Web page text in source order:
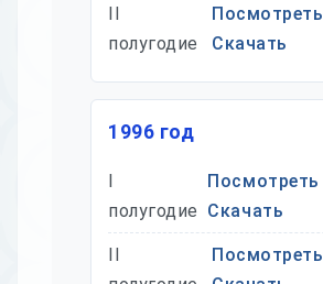
II
полугодие
Посмотреть
Скачать
1996 год
I
полугодие
Посмотреть
Скачать
II
Посмотреть